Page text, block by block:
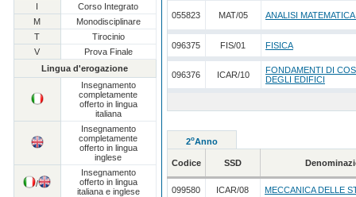
I
Corso Integrato
M
Monodisciplinare
T
Tirocinio
V
Prova Finale
Lingua d'erogazione
Insegnamento
completamente
offerto in lingua
italiana
Insegnamento
completamente
offerto in lingua
inglese
/
Insegnamento
offerto in lingua
italiana e inglese
055823 MAT/05 ANALISI MATEMATICA
096375 FIS/01 FISICA
096376 ICAR/10
FONDAMENTI DI
DEGLI EDIFICI
2oAnno
Codice SSD
099580 ICAR/08 MECCANICA DELLE